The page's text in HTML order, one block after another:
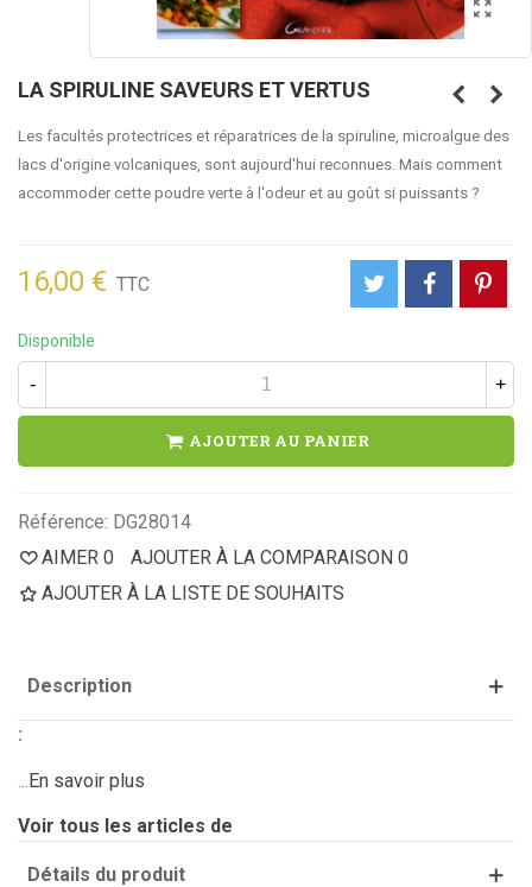
LA SPIRULINE SAVEURS ET VERTUS
Les facultés protectrices et réparatrices de la spiruline, microalgue des
lacs d'origine volcaniques, sont aujourd'hui reconnues. Mais comment
accommoder cette poudre verte à l'odeur et au goût si puissants ?
16,00 € TTC
Disponible
- +
AJOUTER AU PANIER
Référence: DG28014
AIMER 0 AJOUTER À LA COMPARAISON 0
AJOUTER À LA LISTE DE SOUHAITS
Description
:
En savoir plus
Voir tous les articles de
Détails du produit